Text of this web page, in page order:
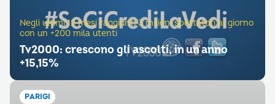
Negli ultimi 12 mesi raggiunti 3 milioni spettatori al giorno
con un +200 mila utenti
Tv2000: crescono gli ascolti, in un anno
+15,15%
PARIGI